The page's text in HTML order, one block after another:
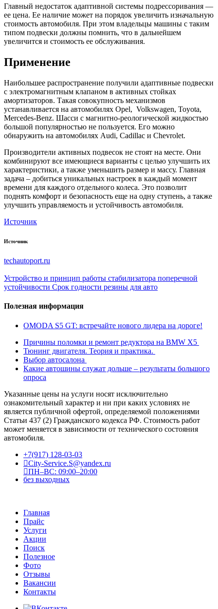
Главный недостаток адаптивной системы подрессоривания —
ее цена. Ее наличие может на порядок увеличить изначальную
стоимость автомобиля. При этом владельцы машины с таким
типом подвески должны помнить, что в дальнейшем
увеличится и стоимость ее обслуживания.
Применение
Наибольшее распространение получили адаптивные подвески
с электромагнитным клапаном в активных стойках
амортизаторов. Такая совокупность механизмов
устанавливается на автомобилях Opel, Volkswagen, Toyota,
Mercedes-Benz. Шасси с магнитно-реологической жидкостью
большой популярностью не пользуется. Его можно
обнаружить на автомобилях Audi, Cadillac и Chevrolet.
Производители активных подвесок не стоят на месте. Они
комбинируют все имеющиеся варианты с целью улучшить их
характеристики, а также уменьшить размер и массу. Главная
задача – добиться уникальных настроек в каждый момент
времени для каждого отдельного колеса. Это позволит
поднять комфорт и безопасность еще на одну ступень, а также
улучшить управляемость и устойчивость автомобиля.
Источник
Источник
techautoport.ru
Устройство и принцип работы стабилизатора поперечной
устойчивости Срок годности резины для авто
Полезная информация
OMODA S5 GT: встречайте нового лидера на дороге!
Причины поломки и ремонт редуктора на BMW X5
Тюнинг двигателя. Теория и практика.
Выбор автосалона
Какие автошины служат дольше – результаты большого
опроса
Указанные цены на услуги носят исключительно
ознакомительный характер и ни при каких условиях не
является публичной офертой, определяемой положениями
Статьи 437 (2) Гражданского кодекса РФ. Стоимость работ
может меняется в зависимости от технического состояния
автомобиля.
+7(917) 128-03-03
City-Service.S@yandex.ru
ПН–ВС: 09:00–20:00
без выходных
Главная
Прайс
Услуги
Акции
Поиск
Полезное
Фото
Отзывы
Вакансии
Контакты